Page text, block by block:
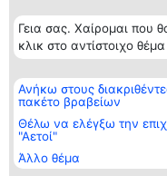
Γεια σας. Χαίρομαι που
κλικ στο αντίστοιχο
Ανήκω στους
πακέτο βραβείων
Θέλω να ελέγξω την
"Αετοί"
Άλλο θέμα
Διοργανωτής της
κατάταξης
BEAUTIFUL COMPANY
ΤΗΛ. ΕΠΙΚΟΙΝΩΝΙΑΣ:
2104128019
email:
aetoi@beautifulcompany.co